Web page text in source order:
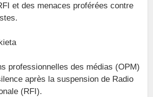
et des menaces proférées contre
professionnelles des médias (OPM)
après la suspension de Radio
(RFI).